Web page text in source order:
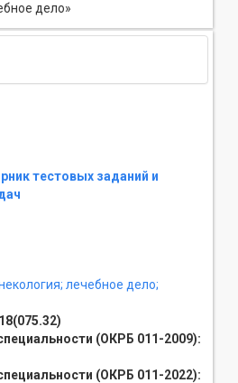
дело»
тестовых заданий и
лечебное дело;
(ОКРБ 011-2009):
(ОКРБ 011-2022):